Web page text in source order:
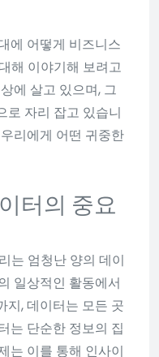
에 어떻게 비즈니스
해 이야기해 보려고
에 살고 있으며, 그
로 자리 잡고 있습니
리에게 어떤 귀중한
터의 중요
는 엄청난 양의 데이
일상적인 활동에서
지, 데이터는 모든 곳
는 단순한 정보의 집
는 이를 통해 인사이